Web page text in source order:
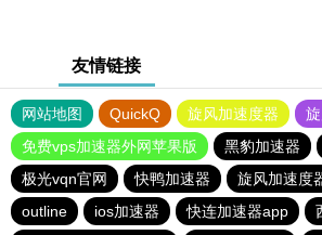
友情链接
网站地图 QuickQ 旋风加速度器
免费vps加速器外网苹果版
黑豹加速器
极光vqn官网
快鸭加速器 旋风加速度
outline
ios加速器 快连加速器app